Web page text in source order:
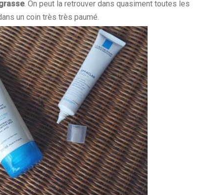
. On peut la retrouver dans quasiment toutes les
un coin très très paumé.